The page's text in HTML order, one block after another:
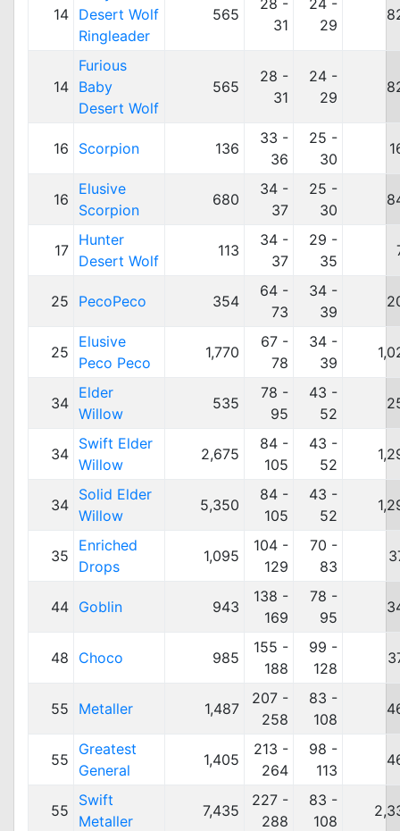
14 Desert Wolf
Ringleader
565
28 -
31
24 -
29
14
Furious
Baby
Desert Wolf
565
28 -
31
24 -
29
16 Scorpion 136
33 -
36
25 -
30
16
Elusive
Scorpion
680
34 -
37
25 -
30
17
Hunter
Desert Wolf
113
34 -
37
29 -
35
25 PecoPeco 354
64 -
73
34 -
39
25
Elusive
Peco Peco
1,770
67 -
78
34 -
39
34
Elder
Willow
535
78 -
95
43 -
52
34
Swift Elder
Willow
2,675
84 -
105
43 -
52
34
Solid Elder
Willow
5,350
84 -
105
43 -
52
35
Enriched
Drops
1,095
104 -
129
70 -
83
44 Goblin 943
138 -
169
78 -
95
48 Choco 985
155 -
188
99 -
128
55 Metaller 1,487
207 -
258
83 -
108
55
Greatest
General
1,405
213 -
264
98 -
113
55
Swift
Metaller
7,435
227 -
288
83 -
108